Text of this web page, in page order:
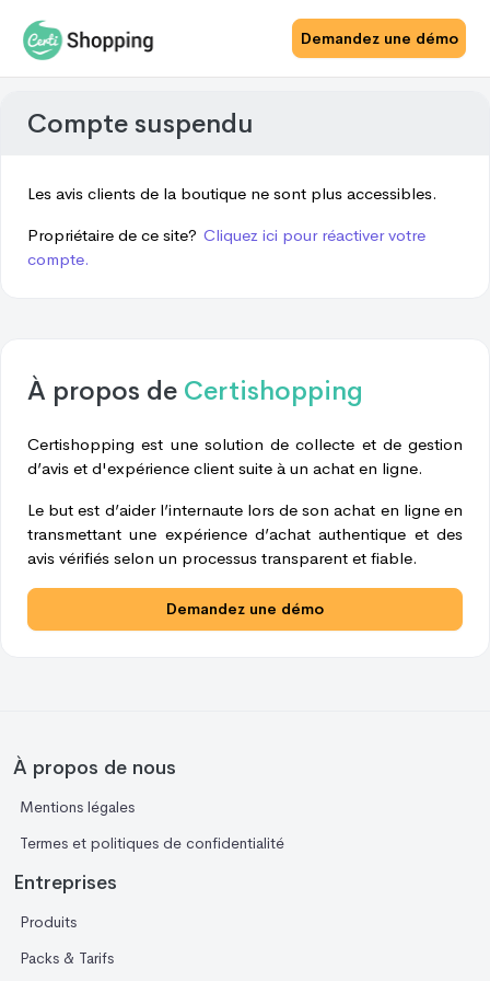
Demandez une démo
Compte suspendu
Les avis clients de la boutique ne sont plus accessibles.
Propriétaire de ce site? Cliquez ici pour réactiver votre
compte.
À propos de Certishopping
Certishopping est une solution de collecte et de gestion
d’avis et d'expérience client suite à un achat en ligne.
Le but est d’aider l’internaute lors de son achat en ligne en
transmettant une expérience d’achat authentique et des
avis vérifiés selon un processus transparent et fiable.
Demandez une démo
À propos de nous
Mentions légales
Termes et politiques de confidentialité
Entreprises
Produits
Packs & Tarifs